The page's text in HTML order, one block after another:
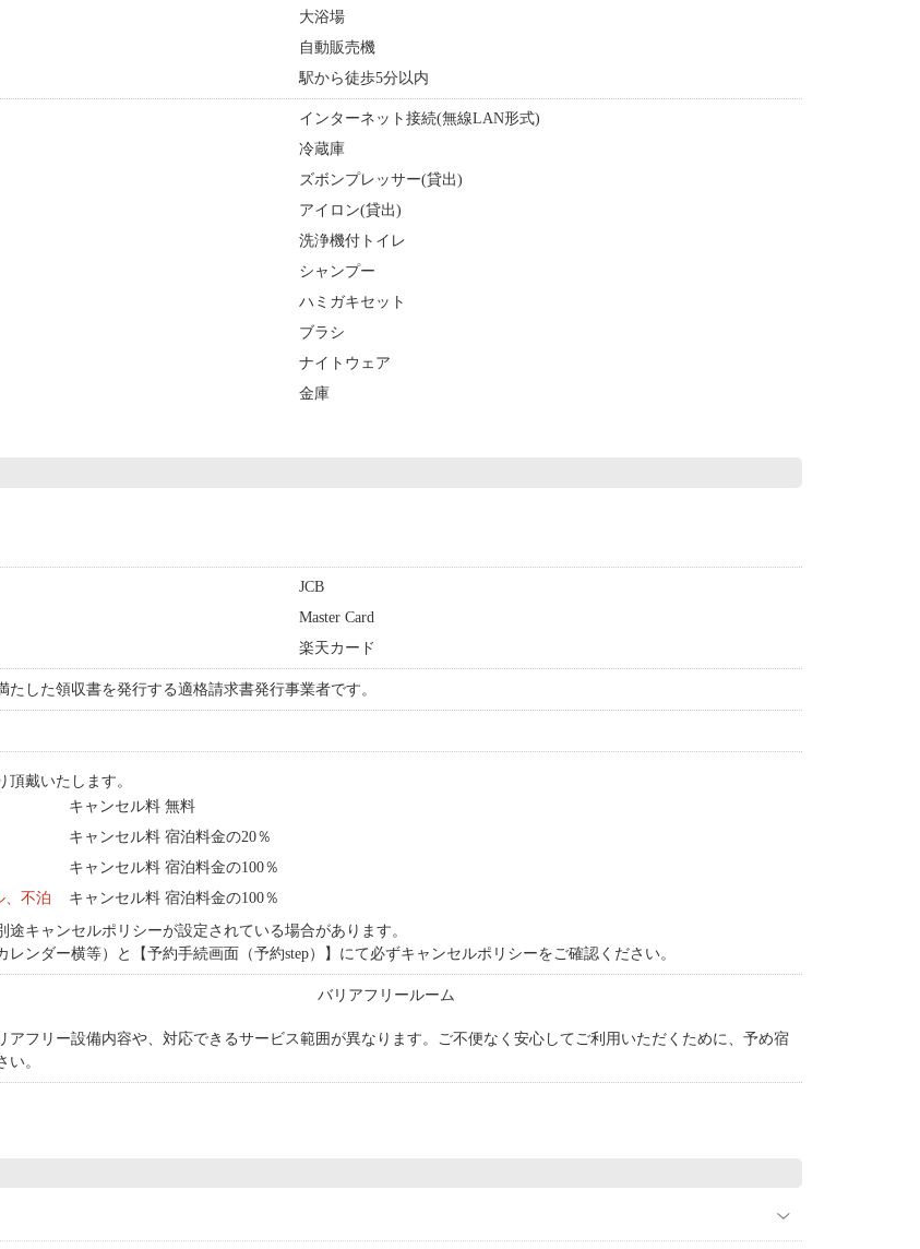
大浴場
自動販売機
駅から徒歩5分以内
インターネット接続(無線LAN形式)
冷蔵庫
ズボンプレッサー(貸出)
アイロン(貸出)
洗浄機付トイレ
シャンプー
ハミガキセット
ブラシ
ナイトウェア
金庫
JCB
Master Card
楽天カード
たした領収書を発行する適格請求書発行事業者です。
戴いたします。
キャンセル料 無料
キャンセル料 宿泊料金の20％
キャンセル料 宿泊料金の100％
、不泊
キャンセル料 宿泊料金の100％
キャンセルポリシーが設定されている場合があります。
レンダー横等）と【予約手続画面（予約step）】にて必ずキャンセルポリシーをご確認ください。
バリアフリールーム
フリー設備内容や、対応できるサービス範囲が異なります。ご不便なく安心してご利用いただくために、予め宿
。